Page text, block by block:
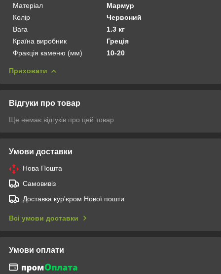
Матеріал
Мармур
Колір
Червоний
Вага
1.3 кг
Країна виробник
Греція
Фракція каменю (мм)
10-20
Приховати
Відгуки про товар
Ще немає відгуків про цей товар
Умови доставки
Нова Пошта
Самовивіз
Доставка кур'єром Нової пошти
Всі умови доставки
Умови оплати